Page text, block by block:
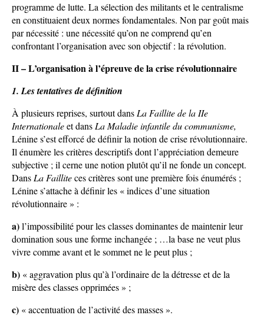
programme de lutte. La sélection des militants et le centralisme
en constituaient deux normes fondamentales. Non par goût mais
par nécessité : une nécessité qu’on ne comprend qu’en
confrontant l’organisation avec son objectif : la révolution.
II – L’organisation à l’épreuve de la crise révolutionnaire
1. Les tentatives de définition
À plusieurs reprises, surtout dans La Faillite de la IIe
Internationaleet dans La Maladie infantile du communisme,
Lénine s’est efforcé de définir la notion de crise révolutionnaire.
Il énumère les critères descriptifs dont l’appréciation demeure
subjective ; il cerne une notion plutôt qu’il ne fonde un concept.
Dans La Failliteces critères sont une première fois énumérés ;
Lénine s’attache à définir les « indices d’une situation
révolutionnaire » :
a)l’impossibilité pour les classes dominantes de maintenir leur
domination sous une forme inchangée ; …la base ne veut plus
vivre comme avant et le sommet ne le peut plus ;
b) « aggravation plus qu’à l’ordinaire de la détresse et de la
misère des classes opprimées » ;
c) « accentuation de l’activité des masses ».